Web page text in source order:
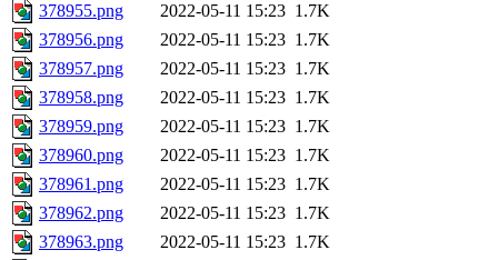
378955.png
2022-05-11 15:23 1.7K
378956.png
2022-05-11 15:23 1.7K
378957.png
2022-05-11 15:23 1.7K
378958.png
2022-05-11 15:23 1.7K
378959.png
2022-05-11 15:23 1.7K
378960.png
2022-05-11 15:23 1.7K
378961.png
2022-05-11 15:23 1.7K
378962.png
2022-05-11 15:23 1.7K
378963.png
2022-05-11 15:23 1.7K